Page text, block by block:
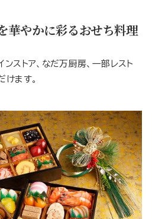
華やかに彩るおせち料理
ストア、なだ万厨房、一部レスト
けます。